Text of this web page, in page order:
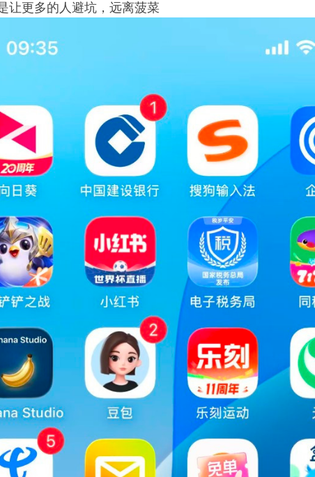
让更多的人避坑，远离菠菜